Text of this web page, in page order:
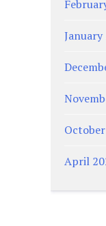
January
April